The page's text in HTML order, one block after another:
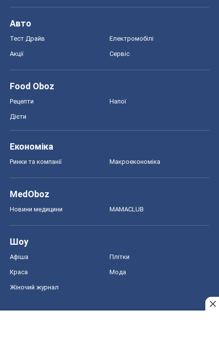
Авто
Тест Драйв Електромобілі
Акції Сервіс
Food Oboz
Рецепти Напої
Дієти
Економіка
Ринки та компанії Макроекономіка
MedOboz
Новини медицини MAMACLUB
Шоу
Афіша Плітки
Краса Мода
Жіночий журнал